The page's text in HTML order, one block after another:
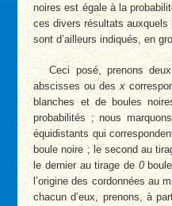
noires est égale à la
ces divers résultats auxquels
sont d’ailleurs indiqués, en
Ceci posé, prenons
abscisses ou desx
blanches et de boules
probabilités ; nous
équidistants qui
boule noire ; le second au
le dernier au tirage de 0
l’origine des cordonnées au
chacun d’eux, prenons, à